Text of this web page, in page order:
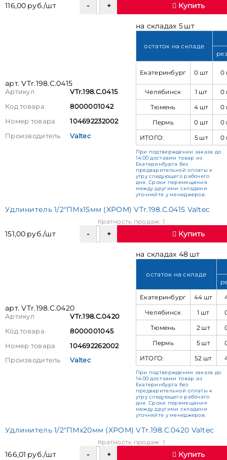
116,00 руб./шт Купить
арт. VTr.198.C.0415
Артикул
VTr.198.C.0415
Код товара
8000001042
Номер товара
104692232002
Производитель
Valtec
на складах 5 шт
остаток на складе
Екатеринбург 0 шт 0
Челябинск 1 шт
0
Тюмень
4 шт
0
Пермь
0 шт
0
ИТОГО:
5 шт 0
При подтверждении заказа до
14:00 доставим товар из
Екатеринбурга без
предварительной оплаты к
утру следующего рабочего
дня. Сроки перемещения
между другими складами
уточняйте у менеджеров.
Удлинитель 1/2"ПМх15мм (ХРОМ) VTr.198.C.0415 Valtec
151,00 руб./шт
Кратность продаж: 1
Купить
арт. VTr.198.C.0420
Артикул
VTr.198.C.0420
Код товара
8000001045
Номер товара
104692262002
Производитель
Valtec
на складах 48 шт
остаток на складе
Екатеринбург
44 шт
Челябинск
1 шт
Тюмень
2 шт
Пермь
5 шт
ИТОГО:
52 шт
При подтверждении заказа до
14:00 доставим товар из
Екатеринбурга без
предварительной оплаты к
утру следующего рабочего
дня. Сроки перемещения
между другими складами
уточняйте у менеджеров.
Удлинитель 1/2"ПМх20мм (ХРОМ) VTr.198.C.0420 Valtec
166,01 руб./шт
Кратность продаж: 1
Купить